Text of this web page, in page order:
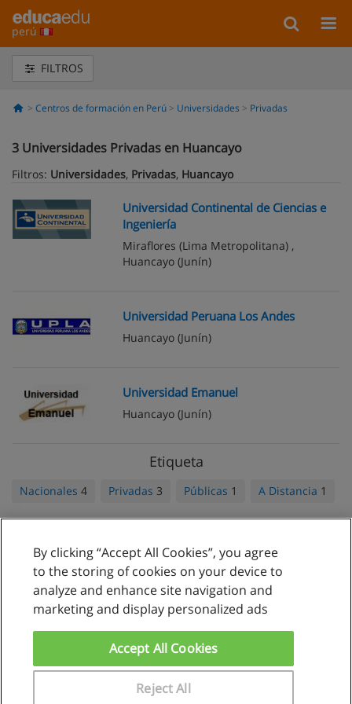
perú
FILTROS
Centros de formación en Perú Universidades Privadas
3 Universidades Privadas en Huancayo
Filtros: Universidades, Privadas, Huancayo
Universidad Continental de Ciencias e
Ingeniería
Miraflores (Lima Metropolitana) ,
Huancayo (Junín)
Universidad Peruana Los Andes
Huancayo (Junín)
Universidad Emanuel
Huancayo (Junín)
Etiqueta
Nacionales 4 Privadas 3 Públicas 1 A Distancia 1
Reglas de uso
Privacidad de datos
www.educaedu.com.pe
By clicking “Accept All Cookies”, you agree
to the storing of cookies on your device to
analyze and enhance site navigation and
marketing and display personalized ads
Reject All
Accept All Cookies